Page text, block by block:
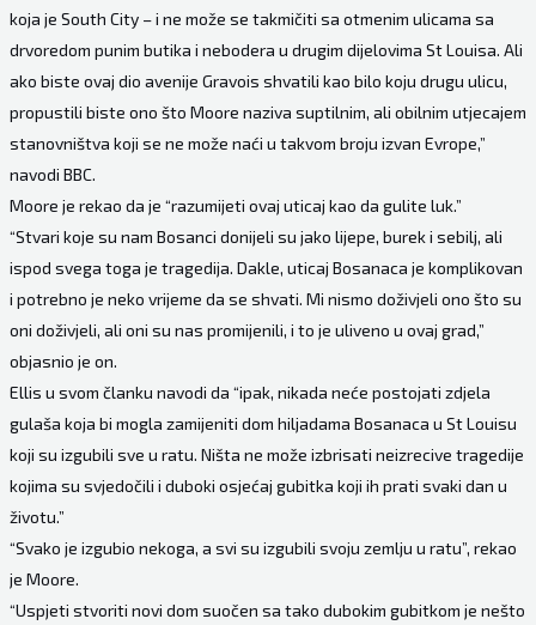
koja je South City – i ne može se takmičiti sa otmenim ulicama sa
drvoredom punim butika i nebodera u drugim dijelovima St Louisa. Ali
ako biste ovaj dio avenije Gravois shvatili kao bilo koju drugu ulicu,
propustili biste ono što Moore naziva suptilnim, ali obilnim utjecajem
stanovništva koji se ne može naći u takvom broju izvan Evrope,”
navodi BBC.
Moore je rekao da je “razumijeti ovaj uticaj kao da gulite luk.”
“Stvari koje su nam Bosanci donijeli su jako lijepe, burek i sebilj, ali
ispod svega toga je tragedija. Dakle, uticaj Bosanaca je komplikovan
i potrebno je neko vrijeme da se shvati. Mi nismo doživjeli ono što su
oni doživjeli, ali oni su nas promijenili, i to je uliveno u ovaj grad,”
objasnio je on.
Ellis u svom članku navodi da “ipak, nikada neće postojati zdjela
gulaša koja bi mogla zamijeniti dom hiljadama Bosanaca u St Louisu
koji su izgubili sve u ratu. Ništa ne može izbrisati neizrecive tragedije
kojima su svjedočili i duboki osjećaj gubitka koji ih prati svaki dan u
životu.”
“Svako je izgubio nekoga, a svi su izgubili svoju zemlju u ratu”, rekao
je Moore.
“Uspjeti stvoriti novi dom suočen sa tako dubokim gubitkom je nešto